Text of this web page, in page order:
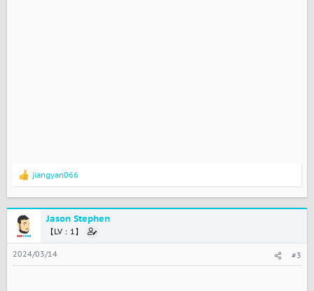
反
：
jiangyan066
Jason Stephen
【LV：1】
2024/03/14 #3